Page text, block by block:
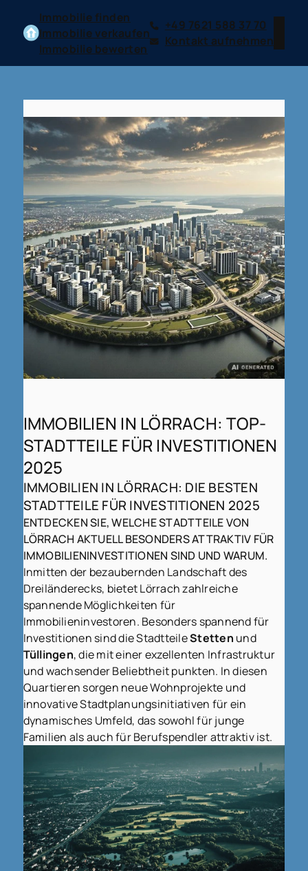
Immobilie finden
Immobilie verkaufen
Immobilie bewerten
+49 7621 588 37 70
Kontakt aufnehmen
IMMOBILIEN IN LÖRRACH: TOP-
STADTTEILE FÜR INVESTITIONEN
2025
IMMOBILIEN IN LÖRRACH: DIE BESTEN
STADTTEILE FÜR INVESTITIONEN 2025
ENTDECKEN SIE, WELCHE STADTTEILE VON
LÖRRACH AKTUELL BESONDERS ATTRAKTIV FÜR
IMMOBILIENINVESTITIONEN SIND UND WARUM.
Inmitten der bezaubernden Landschaft des
Dreiländerecks, bietet Lörrach zahlreiche
spannende Möglichkeiten für
Immobilieninvestoren. Besonders spannend für
Investitionen sind die StadtteileStetten und
Tüllingen, die mit einer exzellenten Infrastruktur
und wachsender Beliebtheit punkten. In diesen
Quartieren sorgen neue Wohnprojekte und
innovative Stadtplanungsinitiativen für ein
dynamisches Umfeld, das sowohl für junge
Familien als auch für Berufspendler attraktiv ist.